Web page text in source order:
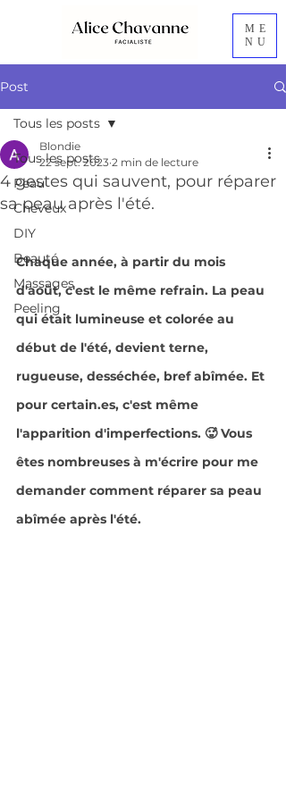
ME
NU
Post
Tous les posts
Peau
Cheveux
DIY
Beauté
Massages
Peeling
Tous les posts
4 gestes qui sauvent, pour réparer
sa peau après l'été.
Blondie
22 sept. 2023 2 min de lecture
Chaque année, à partir du mois
d'août, c'est le même refrain. La peau
qui était lumineuse et colorée au
début de l'été, devient terne,
rugueuse, desséchée, bref abîmée. Et
pour certain.es, c'est même
l'apparition d'imperfections. 🥵 Vous
êtes nombreuses à m'écrire pour me
demander comment réparer sa peau
abîmée après l'été.